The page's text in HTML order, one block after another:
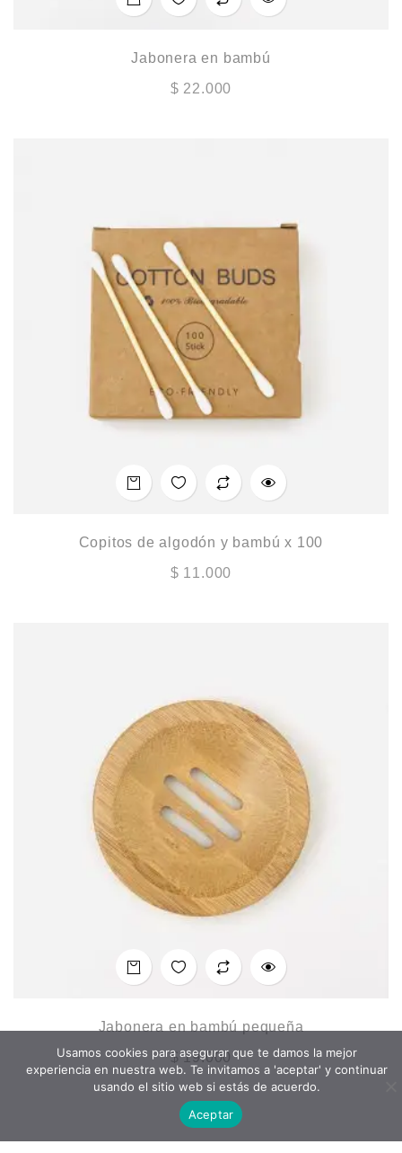
Jabonera en bambú
$ 22.000
Copitos de algodón y bambú x 100
$ 11.000
Jabonera en bambú pequeña
$19.000
Usamos cookies para asegurar que te damos la mejor
experiencia en nuestra web. Te invitamos a 'aceptar' y continuar
usando el sitio web si estás de acuerdo.
Aceptar